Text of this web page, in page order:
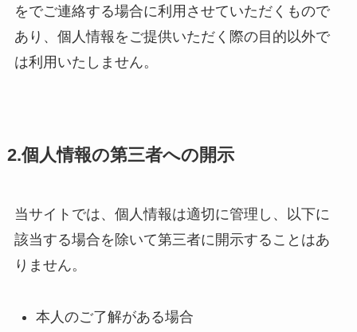
をでご連絡する場合に利用させていただくもので
あり、個人情報をご提供いただく際の目的以外で
は利用いたしません。
2.個人情報の第三者への開示
当サイトでは、個人情報は適切に管理し、以下に
該当する場合を除いて第三者に開示することはあ
りません。
本人のご了解がある場合